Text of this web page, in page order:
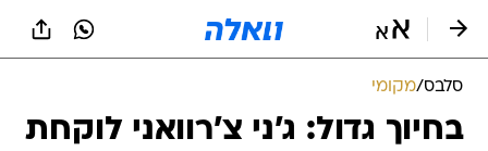
סלבס/מקומי
בחיוך גדול: ג'ני צ'רוואני לוקחת